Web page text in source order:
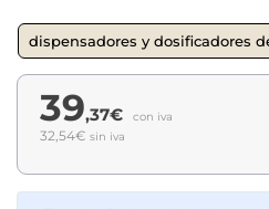
dispensadores y dosificadores
39,37€ con iva
32,54€ sin iva